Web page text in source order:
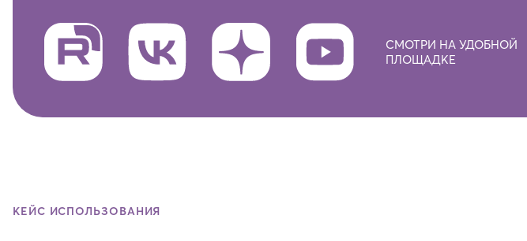
СМОТРИ НА УДОБНОЙ
ПЛОЩАДКЕ
КЕЙС ИСПОЛЬЗОВАНИЯ